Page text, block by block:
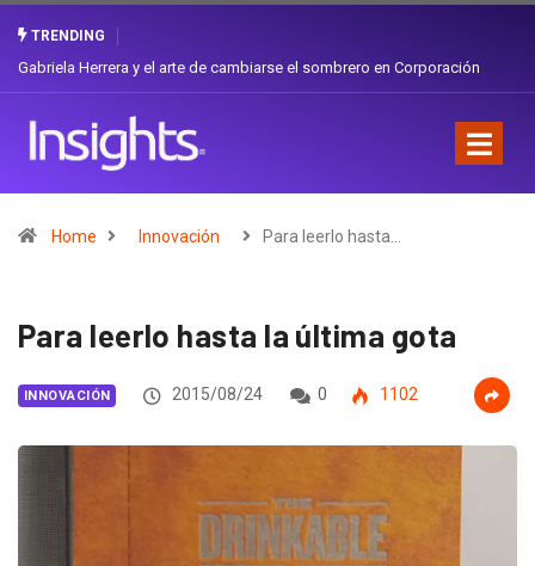
TRENDING
¿Cambiar de agencia mejora una marca? La discusión que atraviesa a
Home Innovación Para leerlo hasta…
Para leerlo hasta la última gota
INNOVACIÓN 2015/08/24 0 1102